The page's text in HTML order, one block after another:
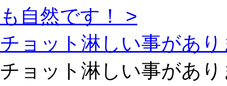
も自然です！ >
チョット淋しい事があ
チョット淋しい事があ